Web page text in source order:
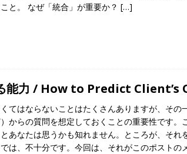
と。 なぜ「統合」が重要か？ […]
能力 / How to Predict
てはならないことはたくさんありますが、その
からの質問を想定しておくことの重要性です
あなたは思うかも知れません。ところが、それ
は、不十分です。今回は、それがこのポストの